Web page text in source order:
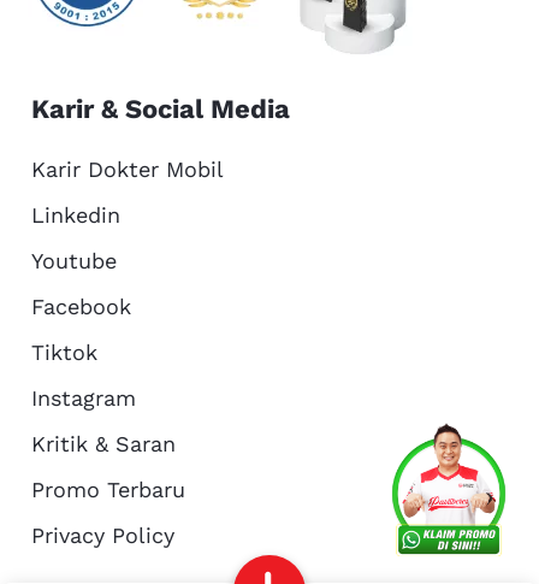
About Us
Reservasi Article
Karir & Social Media
Karir Dokter Mobil
Linkedin
Youtube
Facebook
Tiktok
Instagram
Kritik & Saran
Promo Terbaru
Privacy Policy